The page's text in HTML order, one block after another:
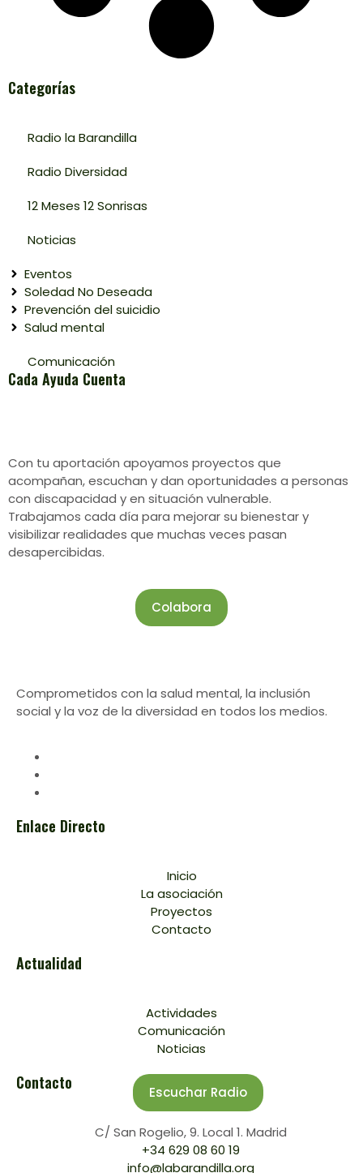
Categorías
Radio la Barandilla
Radio Diversidad
12 Meses 12 Sonrisas
Noticias
Eventos
Soledad No Deseada
Prevención del suicidio
Salud mental
Comunicación
Cada Ayuda Cuenta
Con tu aportación apoyamos proyectos que
acompañan, escuchan y dan oportunidades a personas
con discapacidad y en situación vulnerable.
Trabajamos cada día para mejorar su bienestar y
visibilizar realidades que muchas veces pasan
desapercibidas.
Colabora
Comprometidos con la salud mental, la inclusión
social y la voz de la diversidad en todos los medios.
Enlace Directo
Inicio
La asociación
Proyectos
Contacto
Actualidad
Actividades
Comunicación
Noticias
Contacto
C/ San Rogelio, 9. Local 1. Madrid
+34 629 08 60 19
info@labarandilla.org
Escuchar Radio